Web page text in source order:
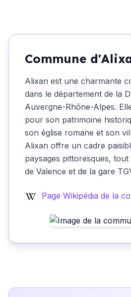
Commune
Alixan est une charmante
dans le département de la
Auvergne-Rhône-Alpes.
pour son patrimoine
son église romane et son
Alixan offre un cadre
paysages pittoresques,
de Valence et de la gare
Page Wikipédia de la